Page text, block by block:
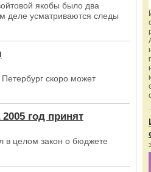
якобы было два
деле усматриваются следы
скоро может
год принят
в целом закон о бюджете